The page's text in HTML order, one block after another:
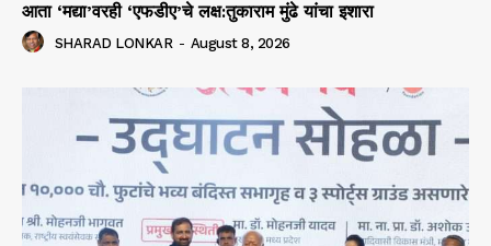
आता ‘मद्या’वरही ‘एफडीए’चे लक्ष:तुकाराम मुंढे यांचा इशारा
SHARAD LONKAR - August 8, 2026